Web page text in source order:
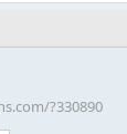
?330890